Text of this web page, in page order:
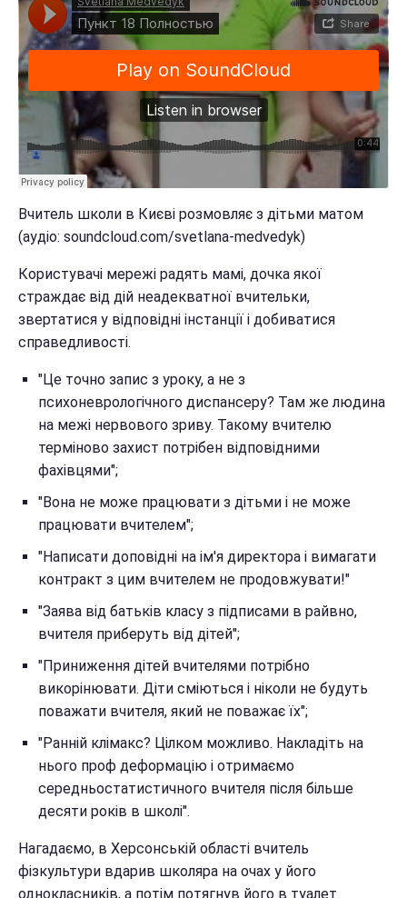
Вчитель школи в Києві розмовляє з дітьми матом
(аудіо: soundcloud.com/svetlana-medvedyk)
Користувачі мережі радять мамі, дочка якої
страждає від дій неадекватної вчительки,
звертатися у відповідні інстанції і добиватися
справедливості.
"Це точно запис з уроку, а не з
психоневрологічного диспансеру? Там же людина
на межі нервового зриву. Такому вчителю
терміново захист потрібен відповідними
фахівцями";
"Вона не може працювати з дітьми і не може
працювати вчителем";
"Написати доповідні на ім'я директора і вимагати
контракт з цим вчителем не продовжувати!"
"Заява від батьків класу з підписами в райвно,
вчителя приберуть від дітей";
"Приниження дітей вчителями потрібно
викорінювати. Діти сміються і ніколи не будуть
поважати вчителя, який не поважає їх";
"Ранній клімакс? Цілком можливо. Накладіть на
нього проф деформацію і отримаємо
середньостатистичного вчителя після більше
десяти років в школі".
Нагадаємо, в Херсонській області вчитель
фізкультури вдарив школяра на очах у його
однокласників, а потім потягнув його в туалет.